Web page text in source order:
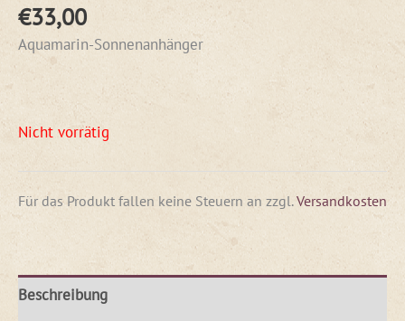
€33,00
Aquamarin-Sonnenanhänger
Nicht vorrätig
Für das Produkt fallen keine Steuern an zzgl.Versandkosten
Beschreibung